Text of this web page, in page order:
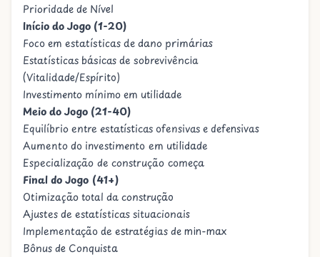
Prioridade de Nível
Início do Jogo (1-20)
Foco em estatísticas de dano primárias
Estatísticas básicas de sobrevivência
(Vitalidade/Espírito)
Investimento mínimo em utilidade
Meio do Jogo (21-40)
Equilíbrio entre estatísticas ofensivas e defensivas
Aumento do investimento em utilidade
Especialização de construção começa
Final do Jogo (41+)
Otimização total da construção
Ajustes de estatísticas situacionais
Implementação de estratégias de min-max
Bônus de Conquista